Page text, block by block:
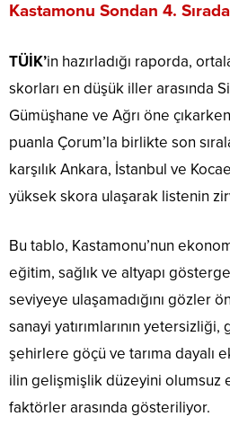
Kastamonu Sondan 4. Sırada
TÜİK’in hazırladığı raporda,
skorları en düşük iller arasında
Gümüşhane ve Ağrı öne
puanla Çorum’la birlikte son
karşılık Ankara, İstanbul ve
yüksek skora ulaşarak listenin
Bu tablo, Kastamonu’nun
eğitim, sağlık ve altyapı
seviyeye ulaşamadığını gözler
sanayi yatırımlarının
şehirlere göçü ve tarıma dayalı
ilin gelişmişlik düzeyini olumsuz
faktörler arasında gösteriliyor.